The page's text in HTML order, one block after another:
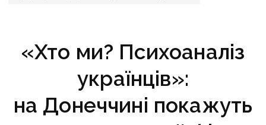
«Хто ми? Психоаналіз
українців»:
на Донеччині покажуть